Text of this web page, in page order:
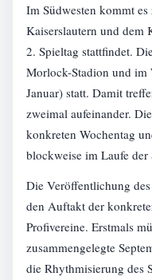
Im Südwesten kommt
Kaiserslautern und dem
2. Spieltag stattfindet.
Morlock-Stadion und im
Januar) statt. Damit
zweimal aufeinander.
konkreten Wochentag
blockweise im Laufe der
Die Veröffentlichung
den Auftakt der
Profivereine. Erstmals
zusammengelegte
die Rhythmisierung des